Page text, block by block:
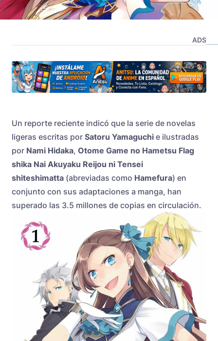
ADS
Un reporte reciente indicó que la serie de novelas
ligeras escritas por Satoru Yamaguchi e ilustradas
por Nami Hidaka, Otome Game no Hametsu Flag
shika Nai Akuyaku Reijou ni Tensei
shiteshimatta (abreviadas como Hamefura) en
conjunto con sus adaptaciones a manga, han
superado las 3.5 millones de copias en circulación.